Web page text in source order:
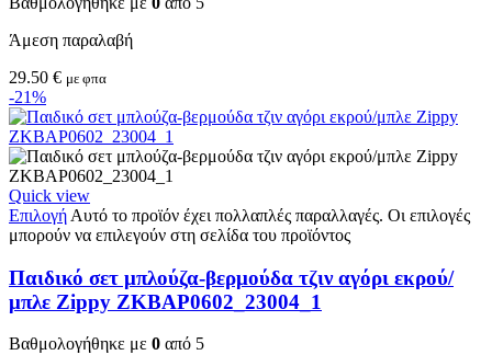
Άμεση παραλαβή
29.50 € με φπα
-21%
Quick view
Επιλογή Αυτό το προϊόν έχει πολλαπλές παραλλαγές. Οι επιλογές
μπορούν να επιλεγούν στη σελίδα του προϊόντος
Παιδικό σετ μπλούζα-βερμούδα τζιν αγόρι εκρού/
μπλε Zippy ZKBAP0602_23004_1
Βαθμολογήθηκε με 0 από 5